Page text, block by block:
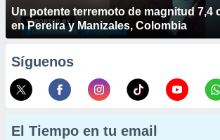
Un potente terremoto de magnitud 7,4
en Pereira y Manizales, Colombia
Síguenos
El Tiempo en tu email